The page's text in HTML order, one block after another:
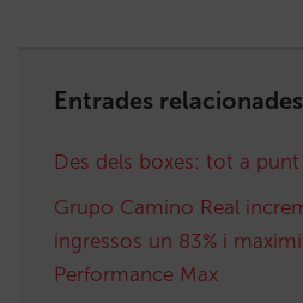
Entrades relacionades
Des dels boxes: tot a
Grupo Camino Real
ingressos un 83% i
Performance Max